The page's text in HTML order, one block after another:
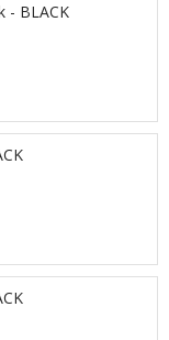
- BLACK